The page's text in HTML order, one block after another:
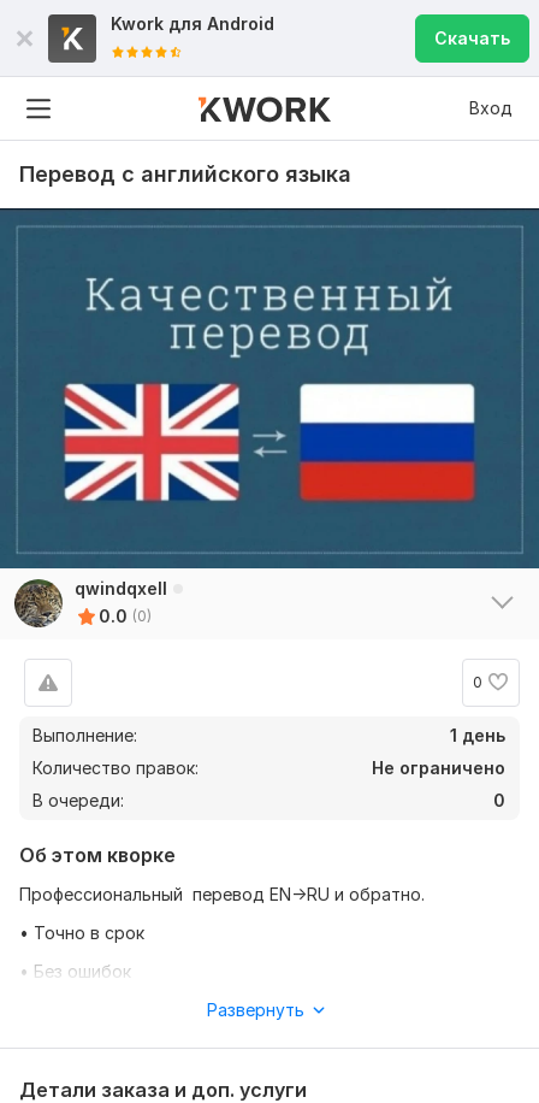
Kwork для Android
Скачать
Вход
Перевод с английского языка
qwindqxell
0.0 (0)
0
Выполнение:
1 день
Количество правок:
Не ограничено
В очереди:
0
Об этом кворке
Профессиональный перевод EN→RU и обратно.
• Точно в срок
• Без ошибок
• Конфиденциально
• Правки - бесплатно
Развернуть
Детали заказа и доп. услуги